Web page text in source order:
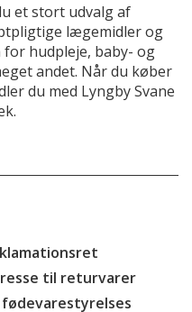
et stort udvalg af
lægemidler og
hudpleje, baby- og
andet. Når du køber
du med Lyngby Svane
til returvarer
fødevarestyrelses